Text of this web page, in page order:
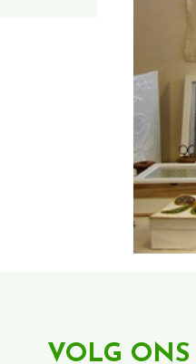
VOLG ONS